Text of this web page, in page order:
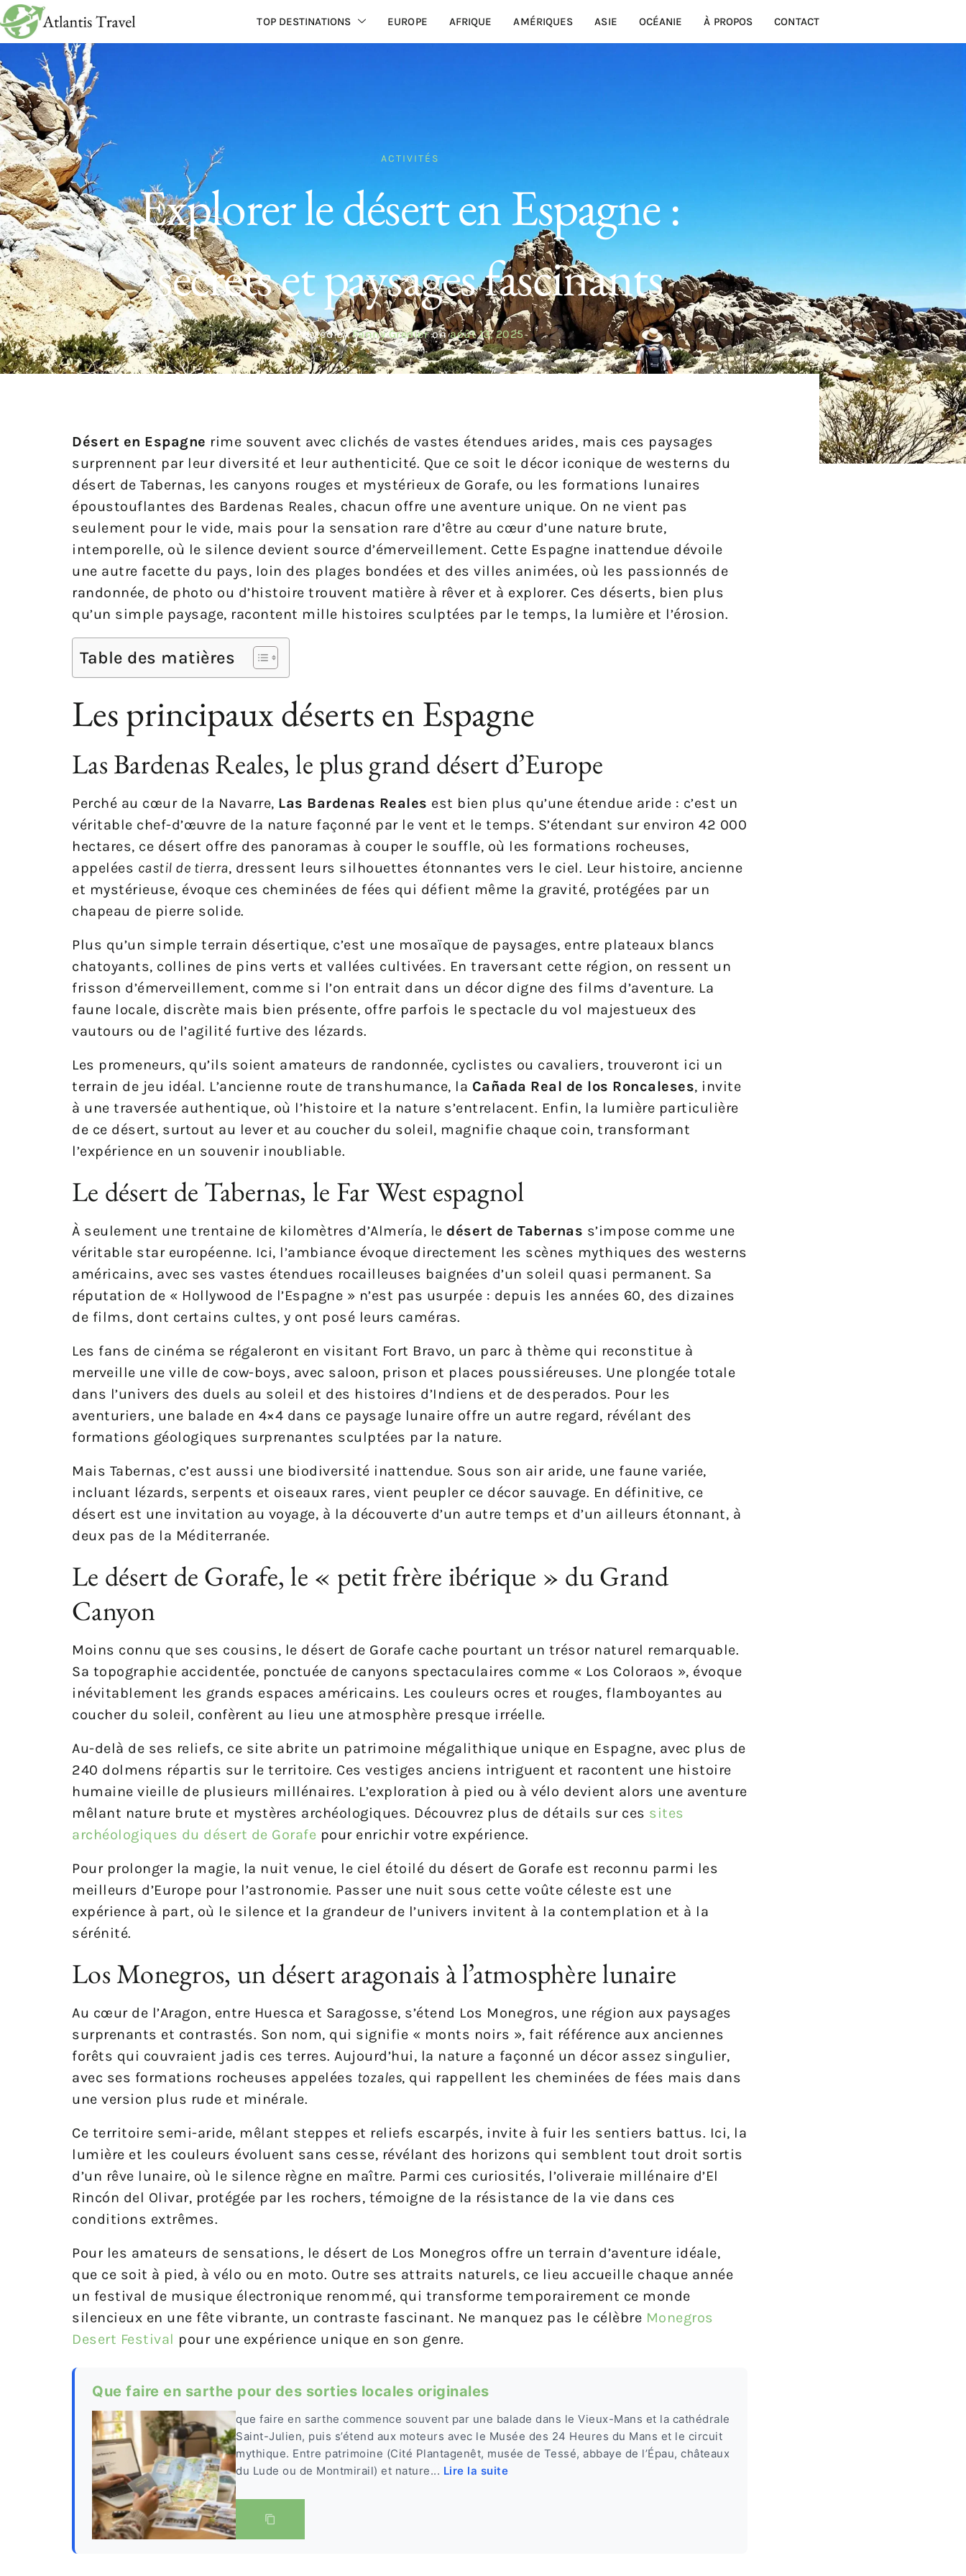
TOP DESTINATIONS EUROPE AFRIQUE AMÉRIQUES ASIE OCÉANIE À PROPOS CONTACT
ACTIVITÉS
Explorer le désert en Espagne :
secrets et paysages fascinants
Posted by Fanny Gredier on août 13, 2025
Désert en Espagne rime souvent avec clichés de vastes étendues arides, mais ces paysages
surprennent par leur diversité et leur authenticité. Que ce soit le décor iconique de westerns du
désert de Tabernas, les canyons rouges et mystérieux de Gorafe, ou les formations lunaires
époustouflantes des Bardenas Reales, chacun offre une aventure unique. On ne vient pas
seulement pour le vide, mais pour la sensation rare d’être au cœur d’une nature brute,
intemporelle, où le silence devient source d’émerveillement. Cette Espagne inattendue dévoile
une autre facette du pays, loin des plages bondées et des villes animées, où les passionnés de
randonnée, de photo ou d’histoire trouvent matière à rêver et à explorer. Ces déserts, bien plus
qu’un simple paysage, racontent mille histoires sculptées par le temps, la lumière et l’érosion.
Table des matières
Les principaux déserts en Espagne
Las Bardenas Reales, le plus grand désert d’Europe
Perché au cœur de la Navarre, Las Bardenas Reales est bien plus qu’une étendue aride : c’est un
véritable chef-d’œuvre de la nature façonné par le vent et le temps. S’étendant sur environ 42 000
hectares, ce désert offre des panoramas à couper le souffle, où les formations rocheuses,
appelées castil de tierra, dressent leurs silhouettes étonnantes vers le ciel. Leur histoire, ancienne
et mystérieuse, évoque ces cheminées de fées qui défient même la gravité, protégées par un
chapeau de pierre solide.
Plus qu’un simple terrain désertique, c’est une mosaïque de paysages, entre plateaux blancs
chatoyants, collines de pins verts et vallées cultivées. En traversant cette région, on ressent un
frisson d’émerveillement, comme si l’on entrait dans un décor digne des films d’aventure. La
faune locale, discrète mais bien présente, offre parfois le spectacle du vol majestueux des
vautours ou de l’agilité furtive des lézards.
Les promeneurs, qu’ils soient amateurs de randonnée, cyclistes ou cavaliers, trouveront ici un
terrain de jeu idéal. L’ancienne route de transhumance, la Cañada Real de los Roncaleses, invite
à une traversée authentique, où l’histoire et la nature s’entrelacent. Enfin, la lumière particulière
de ce désert, surtout au lever et au coucher du soleil, magnifie chaque coin, transformant
l’expérience en un souvenir inoubliable.
Le désert de Tabernas, le Far West espagnol
À seulement une trentaine de kilomètres d’Almería, le désert de Tabernas s’impose comme une
véritable star européenne. Ici, l’ambiance évoque directement les scènes mythiques des westerns
américains, avec ses vastes étendues rocailleuses baignées d’un soleil quasi permanent. Sa
réputation de « Hollywood de l’Espagne » n’est pas usurpée : depuis les années 60, des dizaines
de films, dont certains cultes, y ont posé leurs caméras.
Les fans de cinéma se régaleront en visitant Fort Bravo, un parc à thème qui reconstitue à
merveille une ville de cow-boys, avec saloon, prison et places poussiéreuses. Une plongée totale
dans l’univers des duels au soleil et des histoires d’Indiens et de desperados. Pour les
aventuriers, une balade en 4×4 dans ce paysage lunaire offre un autre regard, révélant des
formations géologiques surprenantes sculptées par la nature.
Mais Tabernas, c’est aussi une biodiversité inattendue. Sous son air aride, une faune variée,
incluant lézards, serpents et oiseaux rares, vient peupler ce décor sauvage. En définitive, ce
désert est une invitation au voyage, à la découverte d’un autre temps et d’un ailleurs étonnant, à
deux pas de la Méditerranée.
Le désert de Gorafe, le « petit frère ibérique » du Grand
Canyon
Moins connu que ses cousins, le désert de Gorafe cache pourtant un trésor naturel remarquable.
Sa topographie accidentée, ponctuée de canyons spectaculaires comme « Los Coloraos », évoque
inévitablement les grands espaces américains. Les couleurs ocres et rouges, flamboyantes au
coucher du soleil, confèrent au lieu une atmosphère presque irréelle.
Au-delà de ses reliefs, ce site abrite un patrimoine mégalithique unique en Espagne, avec plus de
240 dolmens répartis sur le territoire. Ces vestiges anciens intriguent et racontent une histoire
humaine vieille de plusieurs millénaires. L’exploration à pied ou à vélo devient alors une aventure
mêlant nature brute et mystères archéologiques. Découvrez plus de détails sur ces sites
archéologiques du désert de Gorafe pour enrichir votre expérience.
Pour prolonger la magie, la nuit venue, le ciel étoilé du désert de Gorafe est reconnu parmi les
meilleurs d’Europe pour l’astronomie. Passer une nuit sous cette voûte céleste est une
expérience à part, où le silence et la grandeur de l’univers invitent à la contemplation et à la
sérénité.
Los Monegros, un désert aragonais à l’atmosphère lunaire
Au cœur de l’Aragon, entre Huesca et Saragosse, s’étend Los Monegros, une région aux paysages
surprenants et contrastés. Son nom, qui signifie « monts noirs », fait référence aux anciennes
forêts qui couvraient jadis ces terres. Aujourd’hui, la nature a façonné un décor assez singulier,
avec ses formations rocheuses appelées tozales, qui rappellent les cheminées de fées mais dans
une version plus rude et minérale.
Ce territoire semi-aride, mêlant steppes et reliefs escarpés, invite à fuir les sentiers battus. Ici, la
lumière et les couleurs évoluent sans cesse, révélant des horizons qui semblent tout droit sortis
d’un rêve lunaire, où le silence règne en maître. Parmi ces curiosités, l’oliveraie millénaire d’El
Rincón del Olivar, protégée par les rochers, témoigne de la résistance de la vie dans ces
conditions extrêmes.
Pour les amateurs de sensations, le désert de Los Monegros offre un terrain d’aventure idéale,
que ce soit à pied, à vélo ou en moto. Outre ses attraits naturels, ce lieu accueille chaque année
un festival de musique électronique renommé, qui transforme temporairement ce monde
silencieux en une fête vibrante, un contraste fascinant. Ne manquez pas le célèbre Monegros
Desert Festival pour une expérience unique en son genre.
Que faire en sarthe pour des sorties locales originales
que faire en sarthe commence souvent par une balade dans le Vieux-Mans et la cathédrale
Saint-Julien, puis s’étend aux moteurs avec le Musée des 24 Heures du Mans et le circuit
mythique. Entre patrimoine (Cité Plantagenêt, musée de Tessé, abbaye de l’Épau, châteaux
du Lude ou de Montmirail) et nature... Lire la suite